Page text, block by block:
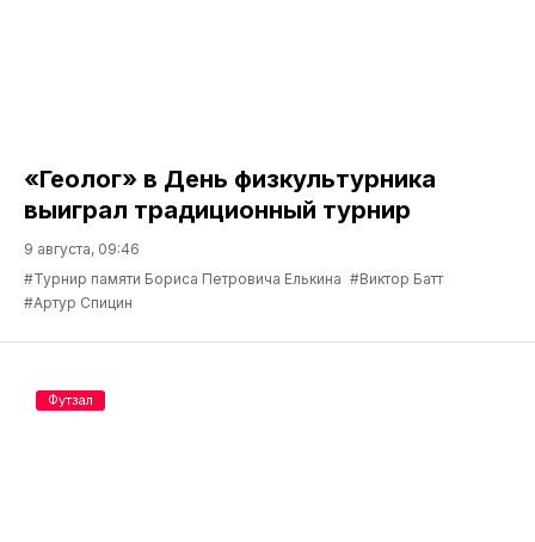
«Геолог» в День физкультурника
выиграл традиционный турнир
9 августа, 09:46
#Турнир памяти Бориса Петровича Елькина #Виктор Батт
#Артур Спицин
Футзал